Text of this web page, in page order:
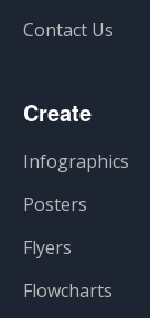
Contact Us
Create
Infographics
Posters
Flyers
Flowcharts